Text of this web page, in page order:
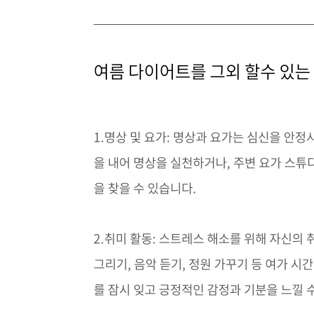
여름 다이어트를 그외 할수 있는
1.명상 및 요가: 명상과 요가는 심신을 안
을 내어 명상을 실천하거나, 주변 요가 스
을 찾을 수 있습니다.
2.취미 활동: 스트레스 해소를 위해 자신의
그리기, 음악 듣기, 정원 가꾸기 등 여가 시
를 잠시 잊고 긍정적인 감정과 기분을 느낄